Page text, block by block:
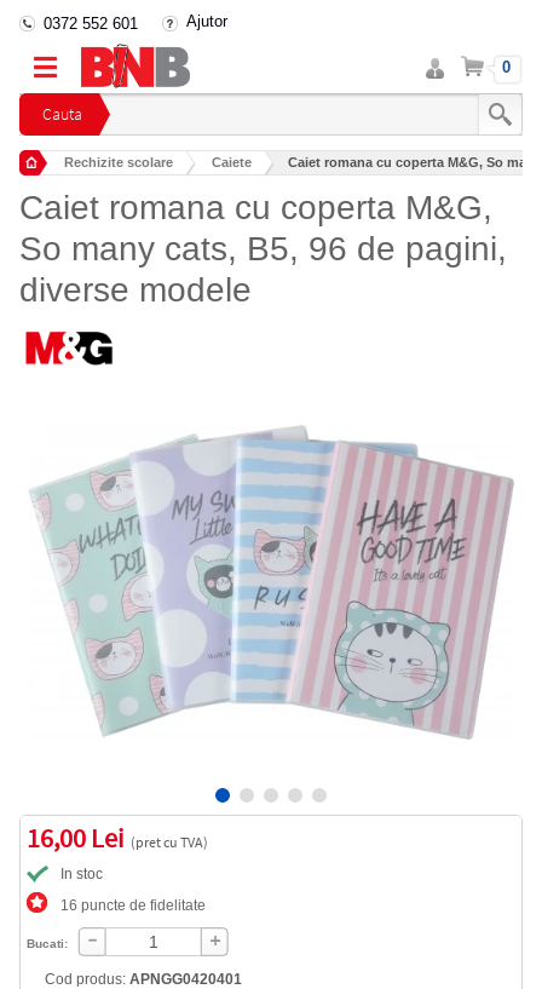
Cauta
0372 552 601 Ajutor
Intra
in
cont
Cos 0
Rechizite scolare Caiete Caiet romana cu coperta M&G, So
Caiet romana cu coperta M&G,
So many cats, B5, 96 de pagini,
diverse modele
16,00 Lei (pret cu TVA)
In stoc
16 puncte de fidelitate
Bucati:
Cod produs: APNGG0420401